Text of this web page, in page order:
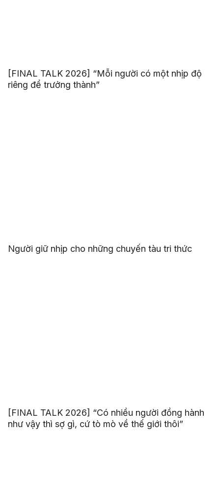
[FINAL TALK 2026] “Mỗi người có một nhịp độ
riêng để trưởng thành”
Người giữ nhịp cho những chuyến tàu tri thức
[FINAL TALK 2026] “Có nhiều người đồng hành
như vậy thì sợ gì, cứ tò mò về thế giới thôi”